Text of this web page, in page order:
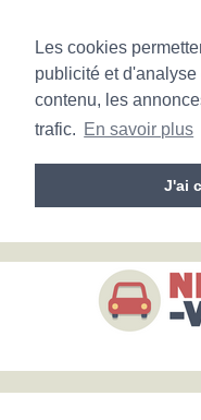
Les cookies
publicité et
contenu, les
trafic. En savoir plus
J'ai